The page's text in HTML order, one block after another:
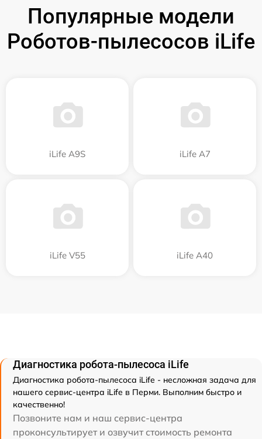
Популярные модели
Роботов-пылесосов iLife
iLife A9S iLife A7
iLife V55 iLife A40
Диагностика робота-пылесоса iLife
Диагностика робота-пылесоса iLife - несложная задача для
нашего сервис-центра iLife в Перми. Выполним быстро и
качественно!
Позвоните нам и наш сервис-центра
проконсультирует и озвучит стоимость ремонта